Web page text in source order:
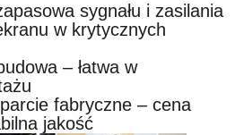
sygnału i zasilania
w krytycznych
– łatwa w
fabryczne – cena
jakość